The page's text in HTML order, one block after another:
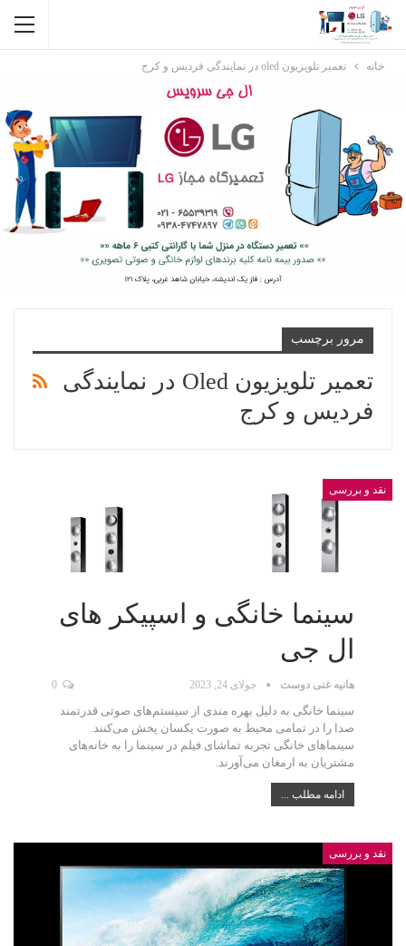
خانه تعمیر تلویزیون oled در نمایندگی فردیس و کرج
مرور برچسب
تعمیر تلویزیون Oled در نمایندگی
فردیس و کرج
نقد و بررسی
سینما خانگی و اسپیکر های
ال جی
هانیه غنی دوست جولای 24, 2023 0
سینما خانگی به دلیل بهره مندی از سیستم‌های صوتی قدرتمند
صدا را در تمامی محیط به صورت یکسان پخش می‌کنند.
سینماهای خانگی تجربه تماشای فیلم در سینما را به خانه‌های
مشتریان به ارمغان می‌آورند.
ادامه مطلب ...
نقد و بررسی